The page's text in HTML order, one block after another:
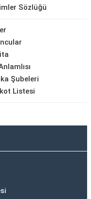
Sözlüğü
Şubeleri
Listesi